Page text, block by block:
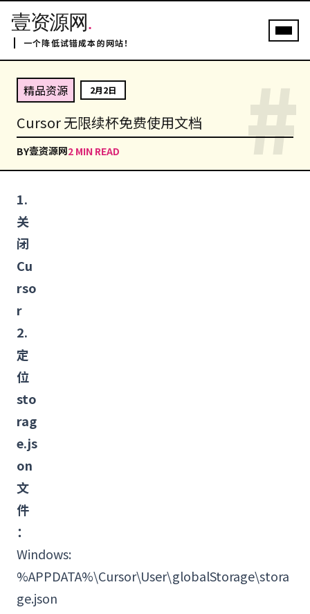
壹资源网.
一个降低试错成本的网站！
#
精品资源 2月2日
Cursor 无限续杯免费使用文档
BY壹资源网2 MIN READ
1.
关
闭
Cu
rso
r
2.
定
位
sto
rag
e.js
on
文
件
：
Windows:
%APPDATA%\Cursor\User\globalStorage\stora
ge.json